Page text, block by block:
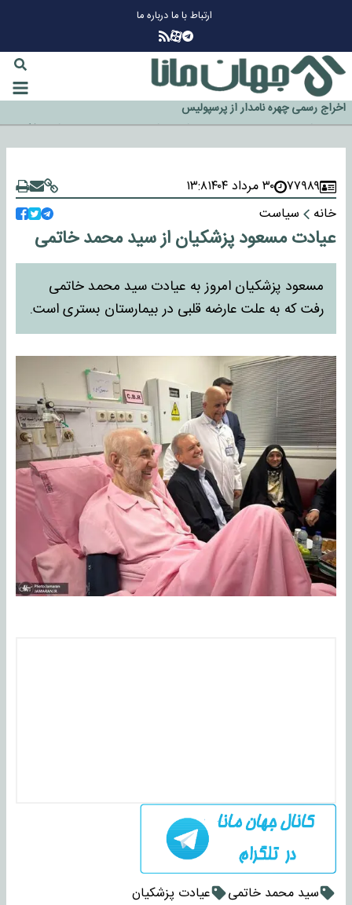
ارتباط با مادرباره ما
گزینه جدایی اوسمار روی میز مدیران پرسپولیس
آیا رئیس جمهور آمریکا قانون را دور می‌زند؟
اخراج رسمی چهره نامدار از پرسپولیس
سازمان اطلاعات سپاه: پروژه دولت ترامپ برای مهار چین، روسیه و اروپا شکست
خورد
۷۷۹۸۹ ۳۰ مرداد ۱۴۰۴
۱۳:۸
خانه
سیاست
عیادت مسعود پزشکیان از سید محمد خاتمی
مسعود پزشکیان امروز به عیادت سید محمد خاتمی
رفت که به علت عارضه قلبی در بیمارستان بستری است.
سید محمد خاتمی عیادت پزشکیان